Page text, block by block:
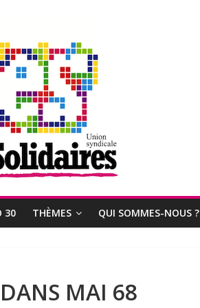
30 THÈMES QUI SOMMES-NOUS ?
MAI 68